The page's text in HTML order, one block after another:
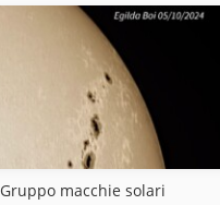
Gruppo macchie solari